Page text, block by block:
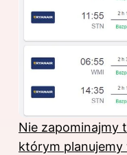
Nie zapominajmy
którym